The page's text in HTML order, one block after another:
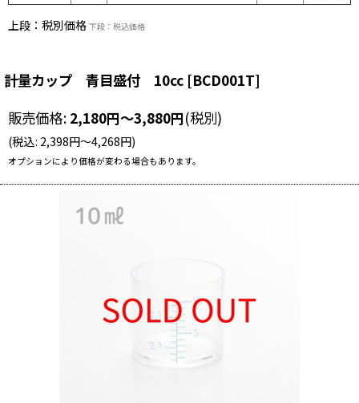
上段：税別価格 下段：税込価格
計量カップ 青目盛付 10cc [BCD001T]
販売価格: 2,180円～3,880円(税別)
(税込: 2,398円～4,268円)
オプションにより価格が変わる場合もあります。